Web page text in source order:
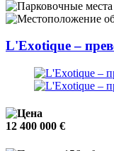
L'Exotique –
12 400 000 €